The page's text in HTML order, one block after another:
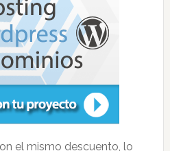
el mismo descuento, lo